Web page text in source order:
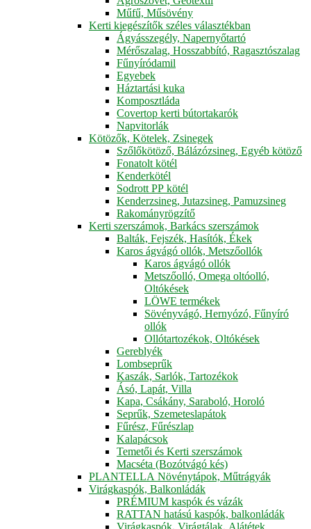
Műfű, Műsövény
Kerti kiegészítők széles választékban
Ágyásszegély, Napernyőtartó
Mérőszalag, Hosszabbító, Ragasztószalag
Fűnyíródamil
Egyebek
Háztartási kuka
Komposztláda
Covertop kerti bútortakarók
Napvitorlák
Kötözők, Kötelek, Zsinegek
Szőlőkötöző, Bálázózsineg, Egyéb kötöző
Fonatolt kötél
Kenderkötél
Sodrott PP kötél
Kenderzsineg, Jutazsineg, Pamuzsineg
Rakományrögzítő
Kerti szerszámok, Barkács szerszámok
Balták, Fejszék, Hasítók, Ékek
Karos ágvágó ollók, Metszőollók
Karos ágvágó ollók
Metszőolló, Omega oltóolló,
Oltókések
LÖWE termékek
Sövényvágó, Hernyózó, Fűnyíró
ollók
Ollótartozékok, Oltókések
Gereblyék
Lombseprűk
Kaszák, Sarlók, Tartozékok
Ásó, Lapát, Villa
Kapa, Csákány, Saraboló, Horoló
Seprűk, Szemeteslapátok
Fűrész, Fűrészlap
Kalapácsok
Temetői és Kerti szerszámok
Macséta (Bozótvágó kés)
PLANTELLA Növénytápok, Műtrágyák
Virágkaspók, Balkonládák
PRÉMIUM kaspók és vázák
RATTAN hatású kaspók, balkonládák
Virágkaspók, Virágtálak, Alátétek